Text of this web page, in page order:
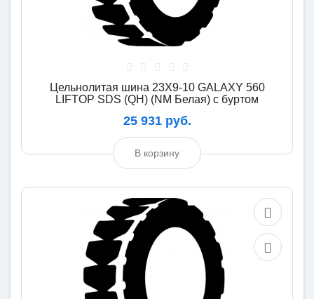
Цельнолитая шина 23X9-10 GALAXY 560
LIFTOP SDS (QH) (NM Белая) с буртом
25 931 руб.
В корзину